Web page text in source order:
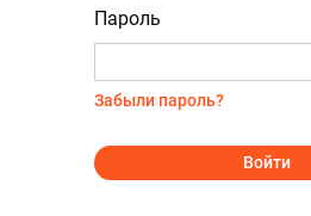
Пароль
Забыли пароль?
Войти